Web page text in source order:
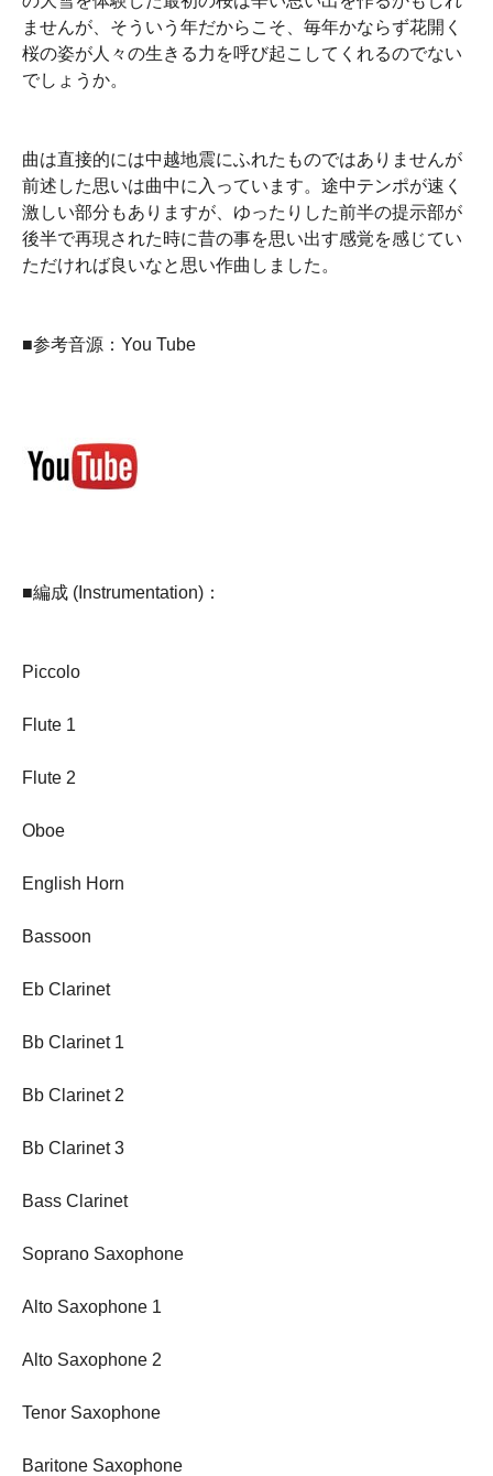
ませんが、そういう年だからこそ、毎年かならず花開く
桜の姿が人々の生きる力を呼び起こしてくれるのでない
でしょうか。
曲は直接的には中越地震にふれたものではありませんが
前述した思いは曲中に入っています。途中テンポが速く
激しい部分もありますが、ゆったりした前半の提示部が
後半で再現された時に昔の事を思い出す感覚を感じてい
ただければ良いなと思い作曲しました。
■参考音源：You Tube
■編成 (Instrumentation)：
Piccolo
Flute 1
Flute 2
Oboe
English Horn
Bassoon
Eb Clarinet
Bb Clarinet 1
Bb Clarinet 2
Bb Clarinet 3
Bass Clarinet
Soprano Saxophone
Alto Saxophone 1
Alto Saxophone 2
Tenor Saxophone
Baritone Saxophone